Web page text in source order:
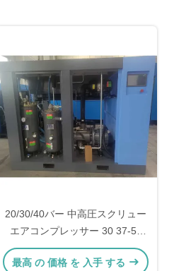
20/30/40バー 中高圧スクリュー
エアコンプレッサー 30 37-55
75 kW モーターパワー2.0-5.8
m3/min
最高 の 価格 を 入手 する